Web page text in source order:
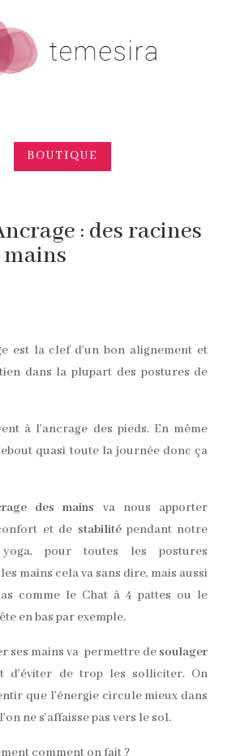
BOUTIQUE
: des racines
mains
est la clef d’un bon alignement et
dans la plupart des postures de
à l’ancrage des pieds. En même
quasi toute la journée donc ça
des mains va nous apporter
et de stabilitépendant notre
pour toutes les postures
mains cela va sans dire, mais aussi
comme le Chat à 4 pattes ou le
en bas par exemple.
ses mains va permettre de soulager
d’éviter de trop les solliciter. On
que l’énergie circule mieux dans
ne s’affaisse pas vers le sol.
comment on fait ?